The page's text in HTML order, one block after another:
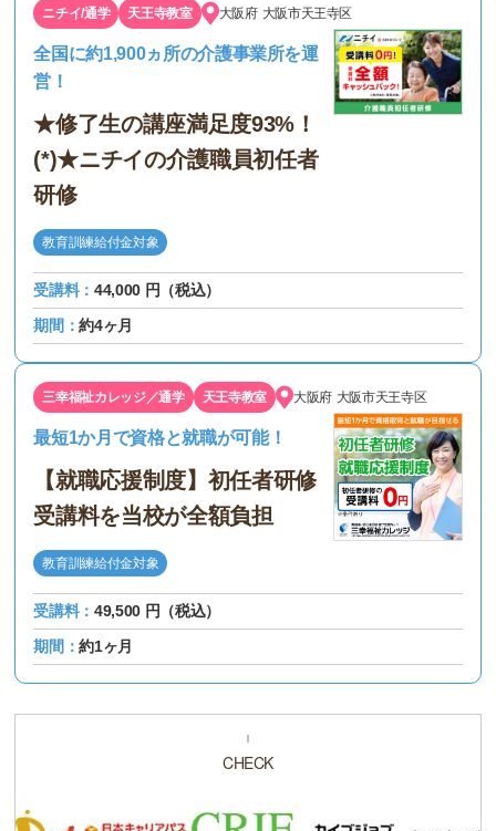
ニチイ/通学 天王寺教室 大阪府 大阪市天王寺区
全国に約1,900ヵ所の介護事業所を運
営！
★修了生の講座満足度93%！
(*)★ニチイの介護職員初任者
研修
教育訓練給付金対象
受講料：44,000 円（税込）
期間：約4ヶ月
三幸福祉カレッジ／通学 天王寺教室 大阪府 大阪市天王寺区
最短1か月で資格と就職が可能！
【就職応援制度】初任者研修
受講料を当校が全額負担
教育訓練給付金対象
受講料：49,500 円（税込）
期間：約1ヶ月
CHECK